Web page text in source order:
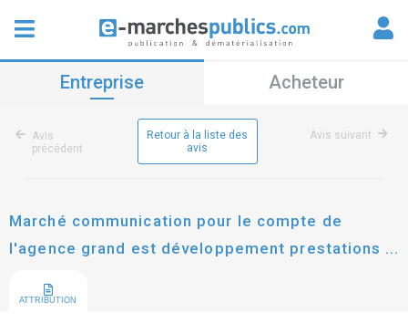
Entreprise Acheteur
Avis
précédent
Retour à la liste des
avis
Avis suivant
Marché communication pour le compte de
l'agence grand est développement prestations
ATTRIBUTION